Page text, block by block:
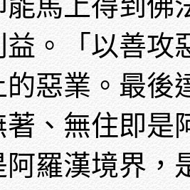
益。「以善攻
的惡業。最後
著、無住即是
阿羅漢境界，